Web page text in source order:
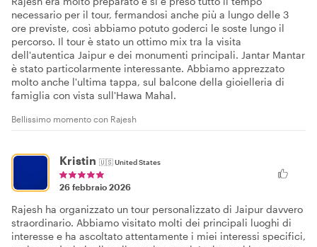
necessario per il tour, fermandosi anche più a lungo delle 3
ore previste, così abbiamo potuto goderci le soste lungo il
percorso. Il tour è stato un ottimo mix tra la visita
dell'autentica Jaipur e dei monumenti principali. Jantar Mantar
è stato particolarmente interessante. Abbiamo apprezzato
molto anche l'ultima tappa, sul balcone della gioielleria di
famiglia con vista sull'Hawa Mahal.
Bellissimo momento con Rajesh
Kristin 🇺🇸United States
26 febbraio 2026
Rajesh ha organizzato un tour personalizzato di Jaipur davvero
straordinario. Abbiamo visitato molti dei principali luoghi di
interesse e ha ascoltato attentamente i miei interessi specifici,